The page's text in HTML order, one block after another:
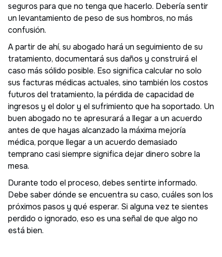
seguros para que no tenga que hacerlo. Debería sentir
un levantamiento de peso de sus hombros, no más
confusión.
A partir de ahí, su abogado hará un seguimiento de su
tratamiento, documentará sus daños y construirá el
caso más sólido posible. Eso significa calcular no solo
sus facturas médicas actuales, sino también los costos
futuros del tratamiento, la pérdida de capacidad de
ingresos y el dolor y el sufrimiento que ha soportado. Un
buen abogado no te apresurará a llegar a un acuerdo
antes de que hayas alcanzado la máxima mejoría
médica, porque llegar a un acuerdo demasiado
temprano casi siempre significa dejar dinero sobre la
mesa.
Durante todo el proceso, debes sentirte informado.
Debe saber dónde se encuentra su caso, cuáles son los
próximos pasos y qué esperar. Si alguna vez te sientes
perdido o ignorado, eso es una señal de que algo no
está bien.